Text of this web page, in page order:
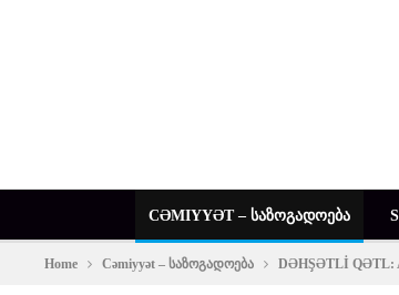
CƏMIYYƏT – ᲡᲐᲖᲝᲒᲐᲓᲝᲔᲑᲐ
Home Cəmiyyət – საზოგადოება DƏHŞƏTLİ QƏTL: